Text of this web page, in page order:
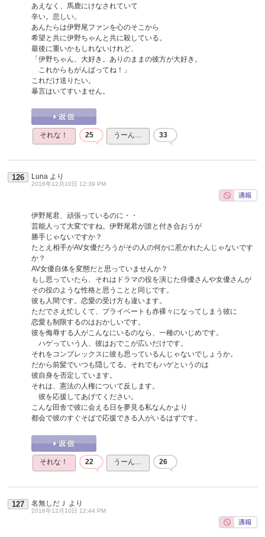
あえなく、馬鹿にけなされていて
辛い。悲しい。
あんたらは伊野尾ファンを心のそこから
希望と共に伊野ちゃんと共に殺している。
最後に重いかもしれないけれど、
「伊野ちゃん、大好き。ありのままの彼方が大好き。
これからもがんばってね！」
これだけ送りたい。
暴言はいてすいません。
それな！ 25 うーん… 33
126 Luna より
2016年12月10日 12:39 PM
伊野尾君、頑張っているのに・・
芸能人って大変ですね。伊野尾君が誰と付き合おうが
勝手じゃないですか？
たとえ相手がAV女優だろうがその人の何かに惹かれたんじゃないです
か？
AV女優自体を変態だと思っていませんか？
もし思っていたら、それはドラマの役を演じた俳優さんや女優さんが
その役のような性格と思うことと同じです。
彼も人間です。恋愛の受け方も違います。
ただでさえ忙しくて、プライベートも赤裸々になってしまう彼に
恋愛も制限するのはおかしいです。
彼を侮辱する人がこんなにいるのなら、一種のいじめです。
ハゲっていう人、彼はおでこが広いだけです。
それをコンプレックスに彼も思っているんじゃないでしょうか。
だから前髪でいつも隠してる。それでもハゲというのは
彼自身を否定しています。
それは、憲法の人権について反します。
彼を応援してあげてください。
こんな田舎で彼に会える日を夢見る私なんかより
都会で彼のすぐそばで応援できる人がいるはずです。
それな！ 22 うーん… 26
127 名無しだＪ より
2016年12月10日 12:44 PM